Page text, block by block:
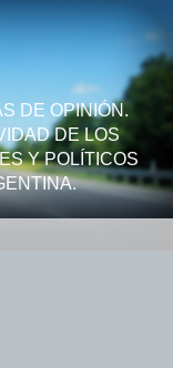
DE OPINIÓN.
DE LOS
Y POLÍTICOS